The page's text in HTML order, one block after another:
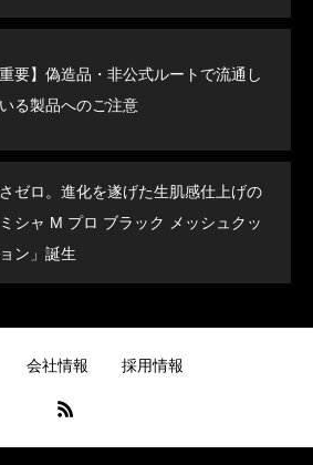
重要】偽造品・非公式ルートで流通し
る製品へのご注意
ゼロ。進化を遂げた生肌感仕上げの
ミシャ M プロ ブラック メッシュクッ
ン」誕生
会社情報 採用情報